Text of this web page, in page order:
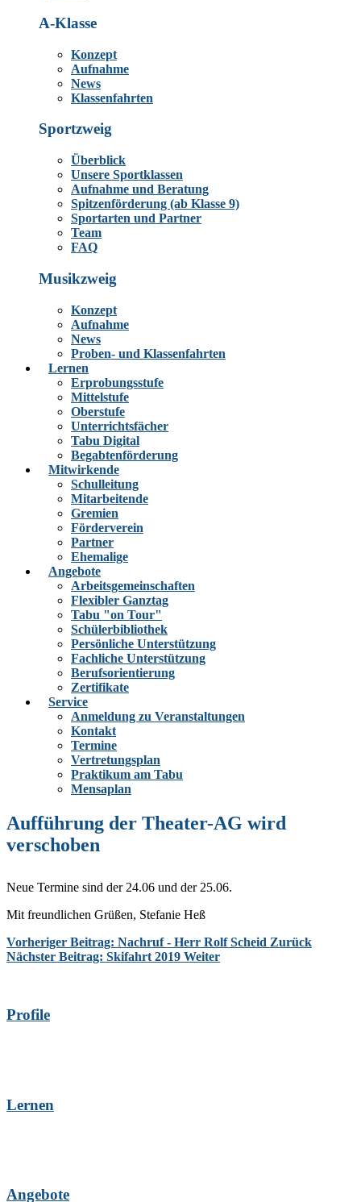
A-Klasse
Konzept
Aufnahme
News
Klassenfahrten
Sportzweig
Überblick
Unsere Sportklassen
Aufnahme und Beratung
Spitzenförderung (ab Klasse 9)
Sportarten und Partner
Team
FAQ
Musikzweig
Konzept
Aufnahme
News
Proben- und Klassenfahrten
Lernen
Erprobungsstufe
Mittelstufe
Oberstufe
Unterrichtsfächer
Tabu Digital
Begabtenförderung
Mitwirkende
Schulleitung
Mitarbeitende
Gremien
Förderverein
Partner
Ehemalige
Angebote
Arbeitsgemeinschaften
Flexibler Ganztag
Tabu "on Tour"
Schülerbibliothek
Persönliche Unterstützung
Fachliche Unterstützung
Berufsorientierung
Zertifikate
Service
Anmeldung zu Veranstaltungen
Kontakt
Termine
Vertretungsplan
Praktikum am Tabu
Mensaplan
Aufführung der Theater-AG wird
verschoben
Neue Termine sind der 24.06 und der 25.06.
Mit freundlichen Grüßen, Stefanie Heß
Vorheriger Beitrag: Nachruf - Herr Rolf Scheid Zurück
Nächster Beitrag: Skifahrt 2019 Weiter
Profile
Lernen
Angebote